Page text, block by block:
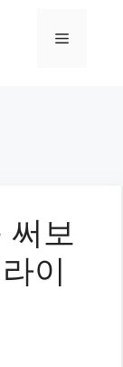
메
보
이